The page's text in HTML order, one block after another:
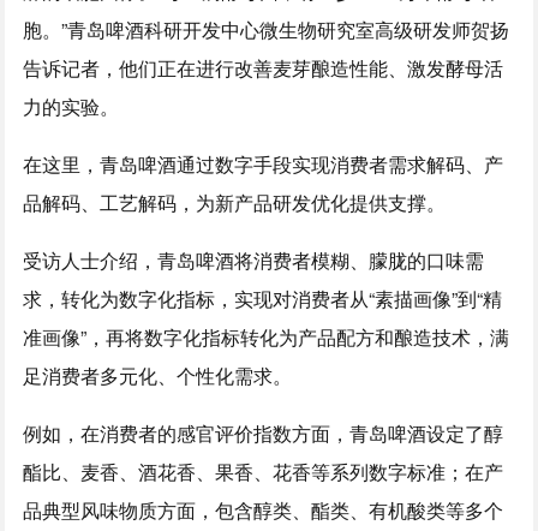
胞。”青岛啤酒科研开发中心微生物研究室高级研发师贺扬
告诉记者，他们正在进行改善麦芽酿造性能、激发酵母活
力的实验。
在这里，青岛啤酒通过数字手段实现消费者需求解码、产
品解码、工艺解码，为新产品研发优化提供支撑。
受访人士介绍，青岛啤酒将消费者模糊、朦胧的口味需
求，转化为数字化指标，实现对消费者从“素描画像”到“精
准画像”，再将数字化指标转化为产品配方和酿造技术，满
足消费者多元化、个性化需求。
例如，在消费者的感官评价指数方面，青岛啤酒设定了醇
酯比、麦香、酒花香、果香、花香等系列数字标准；在产
品典型风味物质方面，包含醇类、酯类、有机酸类等多个